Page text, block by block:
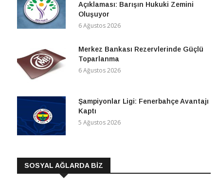
Açıklaması: Barışın Hukuki Zemini
Oluşuyor
6 Ağustos 2026
Merkez Bankası Rezervlerinde Güçlü
Toparlanma
6 Ağustos 2026
Şampiyonlar Ligi: Fenerbahçe Avantajı
Kaptı
5 Ağustos 2026
SOSYAL AĞLARDA BİZ